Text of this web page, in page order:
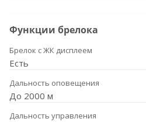
Функции брелока
Брелок с ЖК дисплеем
Есть
Дальность оповещения
До 2000 м
Дальность управления